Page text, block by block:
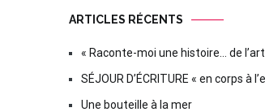
ARTICLES RÉCENTS
« Raconte-moi une histoire… de l’art
SÉJOUR D’ÉCRITURE « en corps à
Une bouteille à la mer